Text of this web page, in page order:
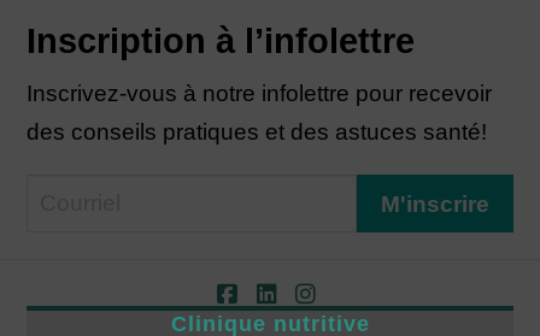
Inscription à l’infolettre
Inscrivez-vous à notre infolettre pour recevoir
des conseils pratiques et des astuces santé!
Facebook
LinkedIn
Instagram
Clinique nutritive